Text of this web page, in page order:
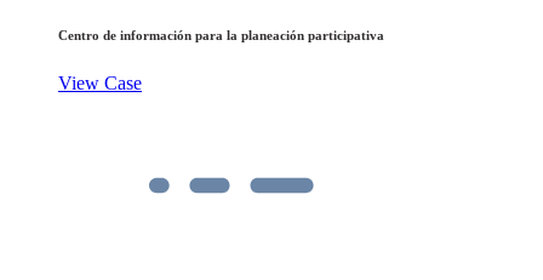
Centro de información para la planeación participativa
View Case